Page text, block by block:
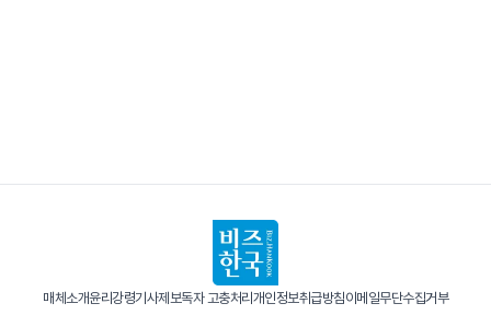
매체소개윤리강령기사제보독자 고충처리 개인정보취급방침이메일무단수집거부